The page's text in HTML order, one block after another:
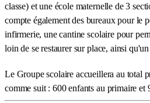
classe) et une école maternelle de 3
compte également des bureaux pour le
infirmerie, une cantine scolaire pour
loin de se restaurer sur place, ainsi
Le Groupe scolaire accueillera au total
comme suit : 600 enfants au primaire et